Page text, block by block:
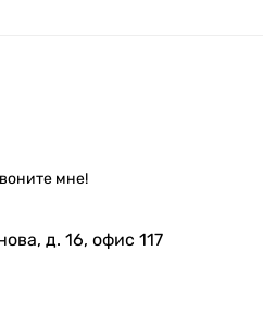
мне!
д. 16, офис 117